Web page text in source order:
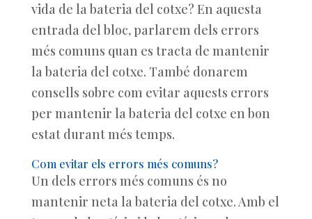
vida de la bateria del cotxe? En aquesta
entrada del bloc, parlarem dels errors
més comuns quan es tracta de mantenir
la bateria del cotxe. També donarem
consells sobre com evitar aquests errors
per mantenir la bateria del cotxe en bon
estat durant més temps.
Com evitar els errors més comuns?
Un dels errors més comuns és no
mantenir neta la bateria del cotxe. Amb el